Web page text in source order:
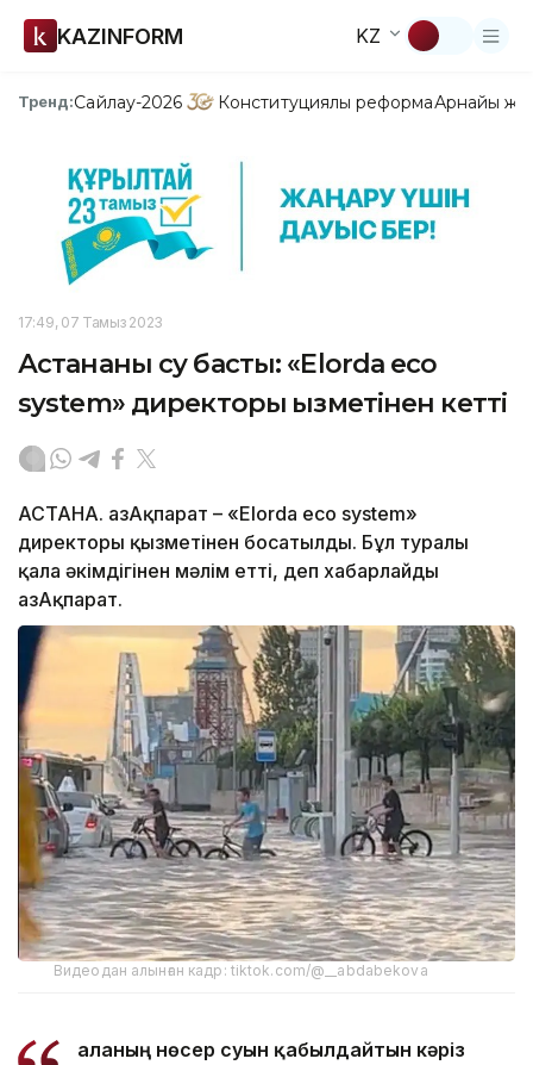
KAZINFORM KZ
Тренд:Сайлау-2026 Конституциялық реформаАрнайы
17:49, 07 Тамыз 2023
Астананы су басты: «Elorda eco
system» директоры қызметінен кетті
АСТАНА. ҚазАқпарат – «Elorda eco system»
директоры қызметінен босатылды. Бұл туралы
қала әкімдігінен мәлім етті, деп хабарлайды
ҚазАқпарат.
Видеодан алынған кадр: tiktok.com/@__abdabekova
Қаланың нөсер суын қабылдайтын кәріз